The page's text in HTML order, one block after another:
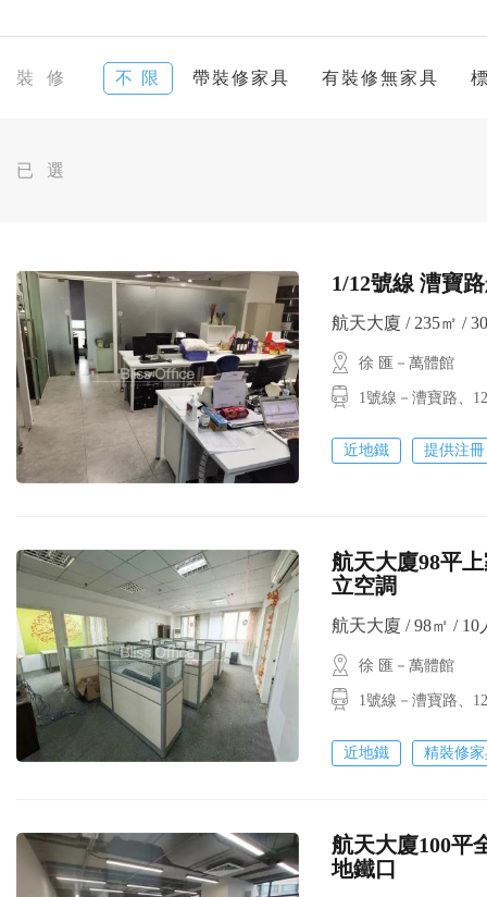
裝 修 不 限 帶裝修家具 有裝修無家具
已 選
1/12號線 漕寶
航天大廈 / 235㎡ /
徐 匯－萬體館
1號線－漕寶路、
近地鐵 提供注冊
航天大廈98平
立空調
航天大廈 / 98㎡ / 10
徐 匯－萬體館
1號線－漕寶路
近地鐵 精裝修
航天大廈100平
地鐵口